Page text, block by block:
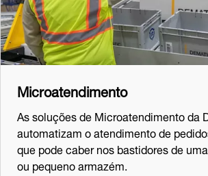
Microatendimento
As soluções de Microatendimento da
automatizam o atendimento de
que pode caber nos bastidores de
ou pequeno armazém.